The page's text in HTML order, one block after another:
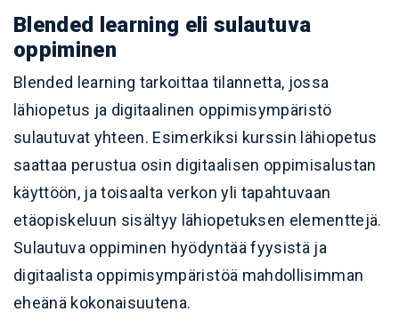
Blended learning eli sulautuva
oppiminen
Blended learning tarkoittaa tilannetta, jossa
lähiopetus ja digitaalinen oppimisympäristö
sulautuvat yhteen. Esimerkiksi kurssin lähiopetus
saattaa perustua osin digitaalisen oppimisalustan
käyttöön, ja toisaalta verkon yli tapahtuvaan
etäopiskeluun sisältyy lähiopetuksen elementtejä.
Sulautuva oppiminen hyödyntää fyysistä ja
digitaalista oppimisympäristöä mahdollisimman
eheänä kokonaisuutena.